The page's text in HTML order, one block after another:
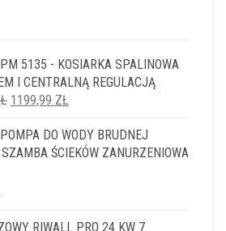
5135 - KOSIARKA SPALINOWA
I CENTRALNĄ REGULACJĄ
PIERWOTNA
WYNOSIŁA:
1499,99 ZŁ.
1199,99 ZŁ
WYNOSI:
1199,99 ZŁ.
DO WODY BRUDNEJ
ŚCIEKÓW ZANURZENIOWA
RIWALL PRO 24 KW 7